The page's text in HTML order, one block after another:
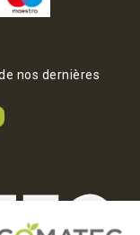
nos dernières